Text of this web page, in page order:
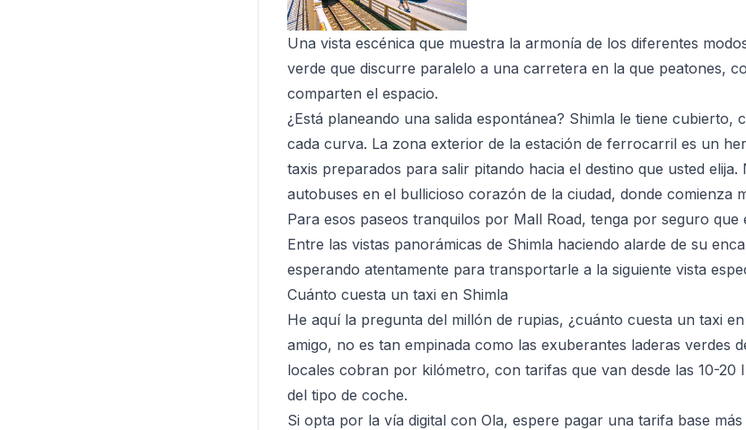
Una vista escénica que muestra la armonía de los diferentes
verde que discurre paralelo a una carretera en la que peatones,
comparten el espacio.
¿Está planeando una salida espontánea? Shimla le tiene cubierto,
cada curva. La zona exterior de la estación de ferrocarril es un
taxis preparados para salir pitando hacia el destino que usted elija.
autobuses en el bullicioso corazón de la ciudad, donde comienza
Para esos paseos tranquilos por Mall Road, tenga por seguro
Entre las vistas panorámicas de Shimla haciendo alarde de su
esperando atentamente para transportarle a la siguiente vista
Cuánto cuesta un taxi en Shimla
He aquí la pregunta del millón de rupias, ¿cuánto cuesta un taxi
amigo, no es tan empinada como las exuberantes laderas verdes
locales cobran por kilómetro, con tarifas que van desde las 10-20
del tipo de coche.
Si opta por la vía digital con Ola, espere pagar una tarifa base